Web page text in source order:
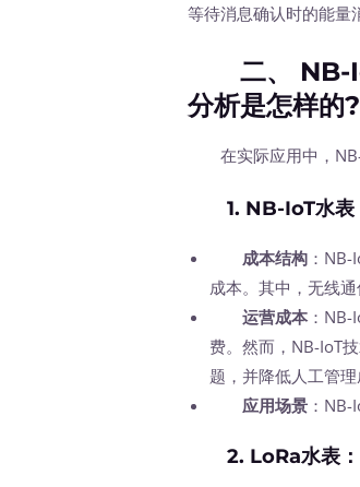
等待消息确认时的能量
二、 NB-
分析是怎样的?
在实际应用中，NB-
1. NB-IoT水表
成本结构 ：
成本。其中，无线
运营成本：NB-
费。然而，NB-IoT
题，并降低人工管理
应用场景 ：
2. LoRa水表 ：